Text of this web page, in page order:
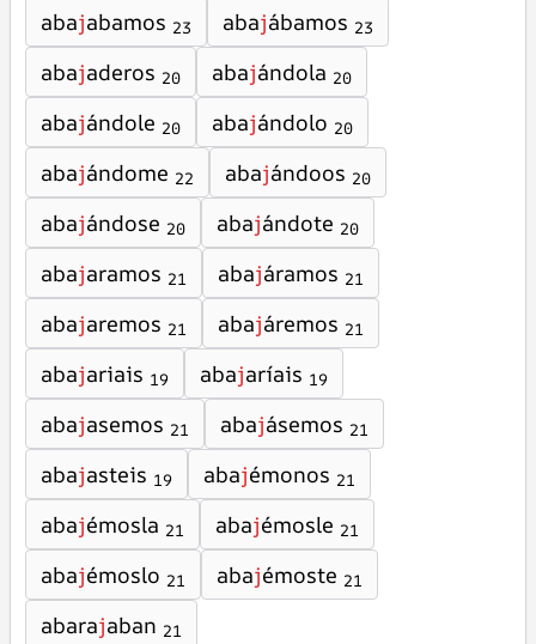
abajabamos 23 abajábamos 23
abajaderos 20 abajándola 20
abajándole 20 abajándolo 20
abajándome 22 abajándoos 20
abajándose 20 abajándote 20
abajaramos 21 abajáramos 21
abajaremos 21 abajáremos 21
abajariais 19 abajaríais 19
abajasemos 21 abajásemos 21
abajasteis 19 abajémonos 21
abajémosla 21 abajémosle 21
abajémoslo 21 abajémoste 21
abarajaban 21